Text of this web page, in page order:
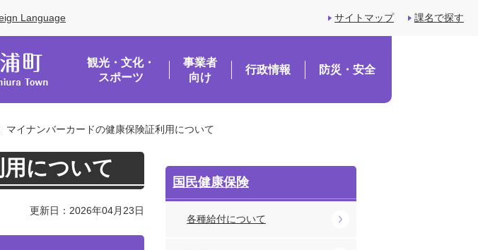
Language サイトマップ 課名で探す
観光・文化・
スポーツ
事業者
向け
行政情報 防災・安全
マイナンバーカードの健康保険証利用について
について
更新日：2026年04月23日
国民健康保険
各種給付について